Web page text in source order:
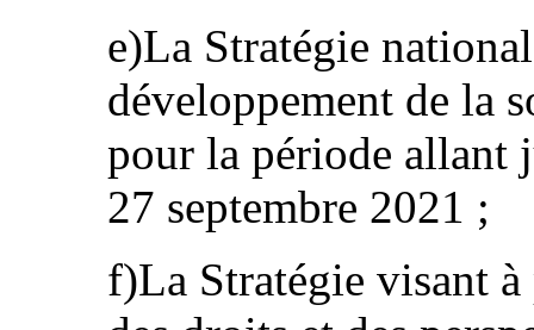
e)La Stratégie
développement de la
pour la période allant
27 septembre 2021 ;
f)La Stratégie visant